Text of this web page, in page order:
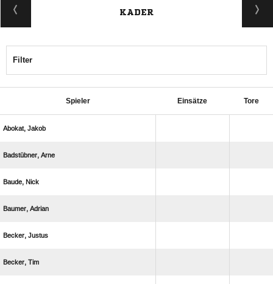
KADER
Filter
Spieler Einsätze Tore
 
 
 
 
 
 